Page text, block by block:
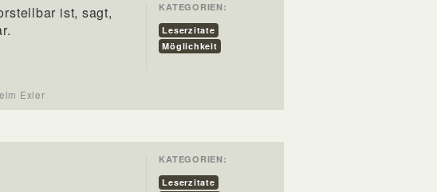
ist, sagt,
KATEGORIEN:
Leserzitate
Möglichkeit
Exler
KATEGORIEN:
Leserzitate